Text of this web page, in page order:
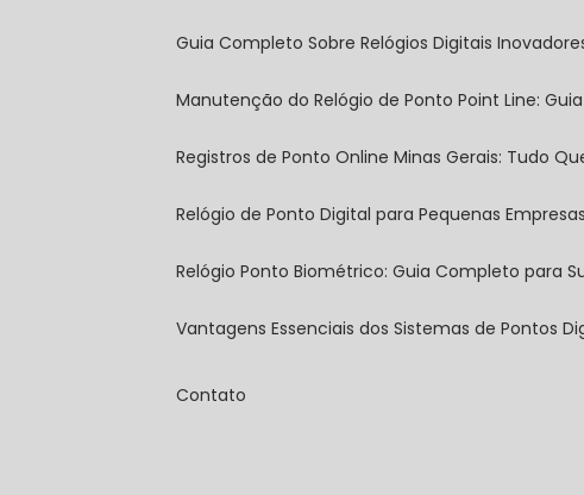
Guia Completo Sobre Relógios Digitais
Manutenção do Relógio de Ponto Point Line:
Registros de Ponto Online Minas Gerais: Tudo
Relógio de Ponto Digital para Pequenas
Relógio Ponto Biométrico: Guia Completo para
Vantagens Essenciais dos Sistemas de Pontos
Contato